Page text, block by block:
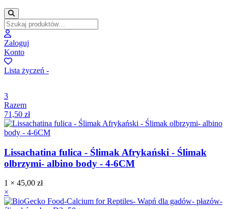
Zaloguj
Konto
Lista życzeń -
3
Razem
71,50 zł
Lissachatina fulica - Ślimak Afrykański - Ślimak
olbrzymi- albino body - 4-6CM
1 × 45,00 zł
×